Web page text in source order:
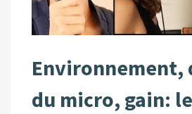
Environnement,
du micro, gain: